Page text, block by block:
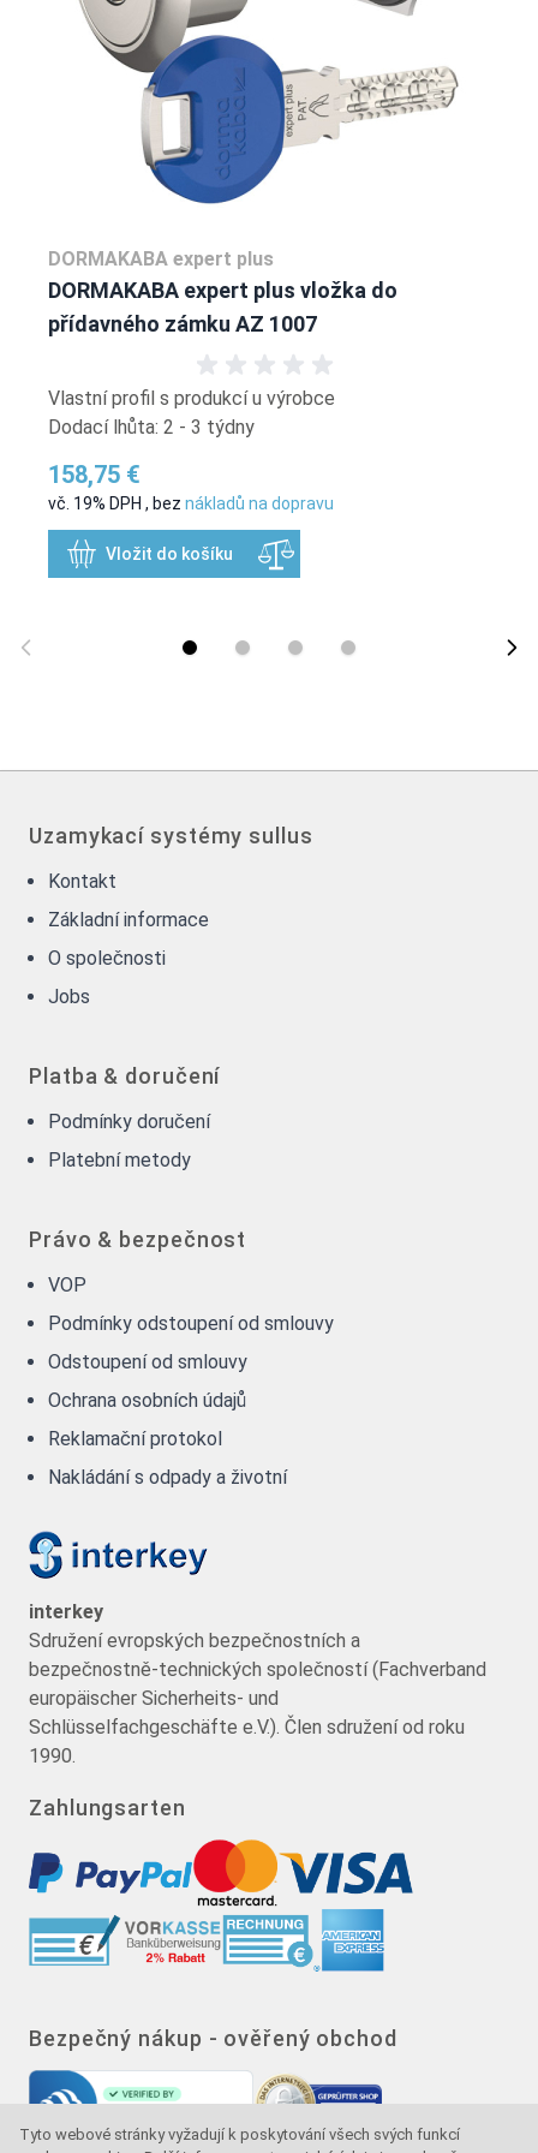
Tyto webové stránky vyžadují k poskytování všech svých funkcí
DORMAKABA expert plus
DORMAKABA expert plus vložka do
přídavného zámku AZ 1007
Vlastní profil s produkcí u výrobce
Dodací lhůta: 2 - 3 týdny
158,75 €
vč. 19% DPH , bez nákladů na dopravu
Vložit do košíku
Uzamykací systémy sullus
Kontakt
Základní informace
O společnosti
Jobs
Platba & doručení
Podmínky doručení
Platební metody
Právo & bezpečnost
VOP
Podmínky odstoupení od smlouvy
Odstoupení od smlouvy
Ochrana osobních údajů
Reklamační protokol
Nakládání s odpady a životní
interkey
Sdružení evropských bezpečnostních a
bezpečnostně-technických společností (Fachverband
europäischer Sicherheits- und
Schlüsselfachgeschäfte e.V.). Člen sdružení od roku
1990.
Zahlungsarten
Bezpečný nákup - ověřený obchod